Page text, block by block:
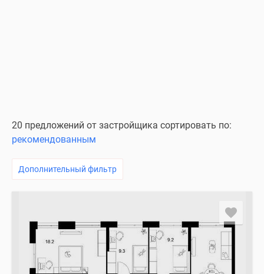
20 предложений от застройщика сортировать по:
рекомендованным
Дополнительный фильтр